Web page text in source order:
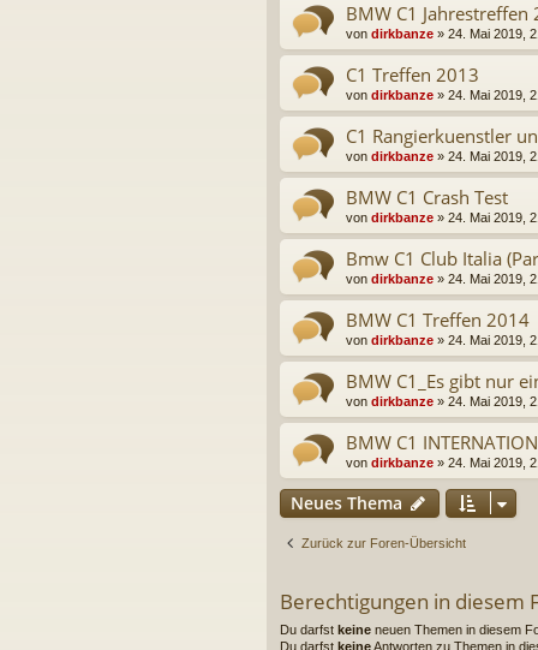
BMW C1 Jahrestreffen
von dirkbanze » 24. Mai 2019,
C1 Treffen 2013
von dirkbanze » 24. Mai 2019,
C1 Rangierkuenstler
von dirkbanze » 24. Mai 2019,
BMW C1 Crash Test
von dirkbanze » 24. Mai 2019,
Bmw C1 Club Italia
von dirkbanze » 24. Mai 2019,
BMW C1 Treffen 2014
von dirkbanze » 24. Mai 2019,
BMW C1_Es gibt nur
von dirkbanze » 24. Mai 2019,
BMW C1
von dirkbanze » 24. Mai 2019,
Neues Thema
Zurück zur Foren-Übersicht
Berechtigungen in diesem
Du darfst keine neuen Themen in diesem
Du darfst keineAntworten zu Themen in